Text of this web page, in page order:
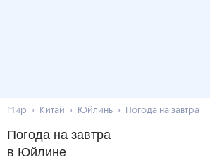
Мир Китай Юйлинь Погода на завтра
Погода на завтра
в Юйлине